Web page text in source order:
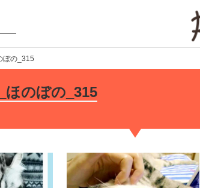
ぼの_315
ほのぼの_315